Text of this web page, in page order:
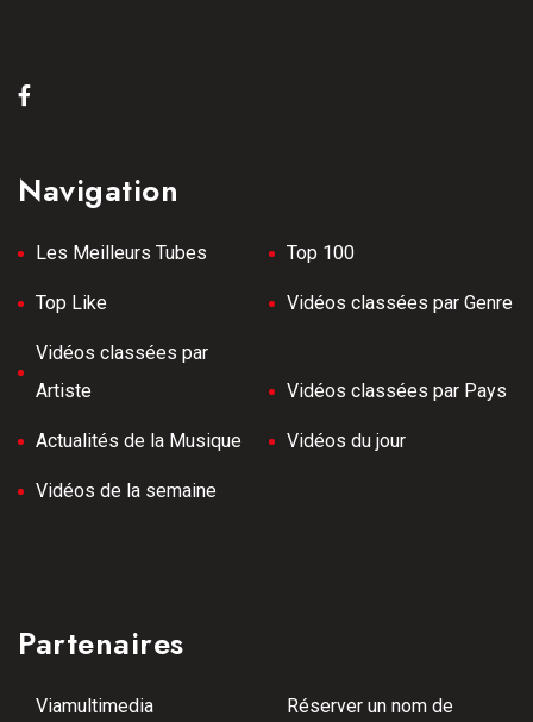
Navigation
Les Meilleurs Tubes Top 100
Top Like Vidéos classées par Genre
Vidéos classées par
Artiste
Vidéos classées par Pays
Actualités de la Musique Vidéos du jour
Vidéos de la semaine
Partenaires
Viamultimedia
Réserver un nom de